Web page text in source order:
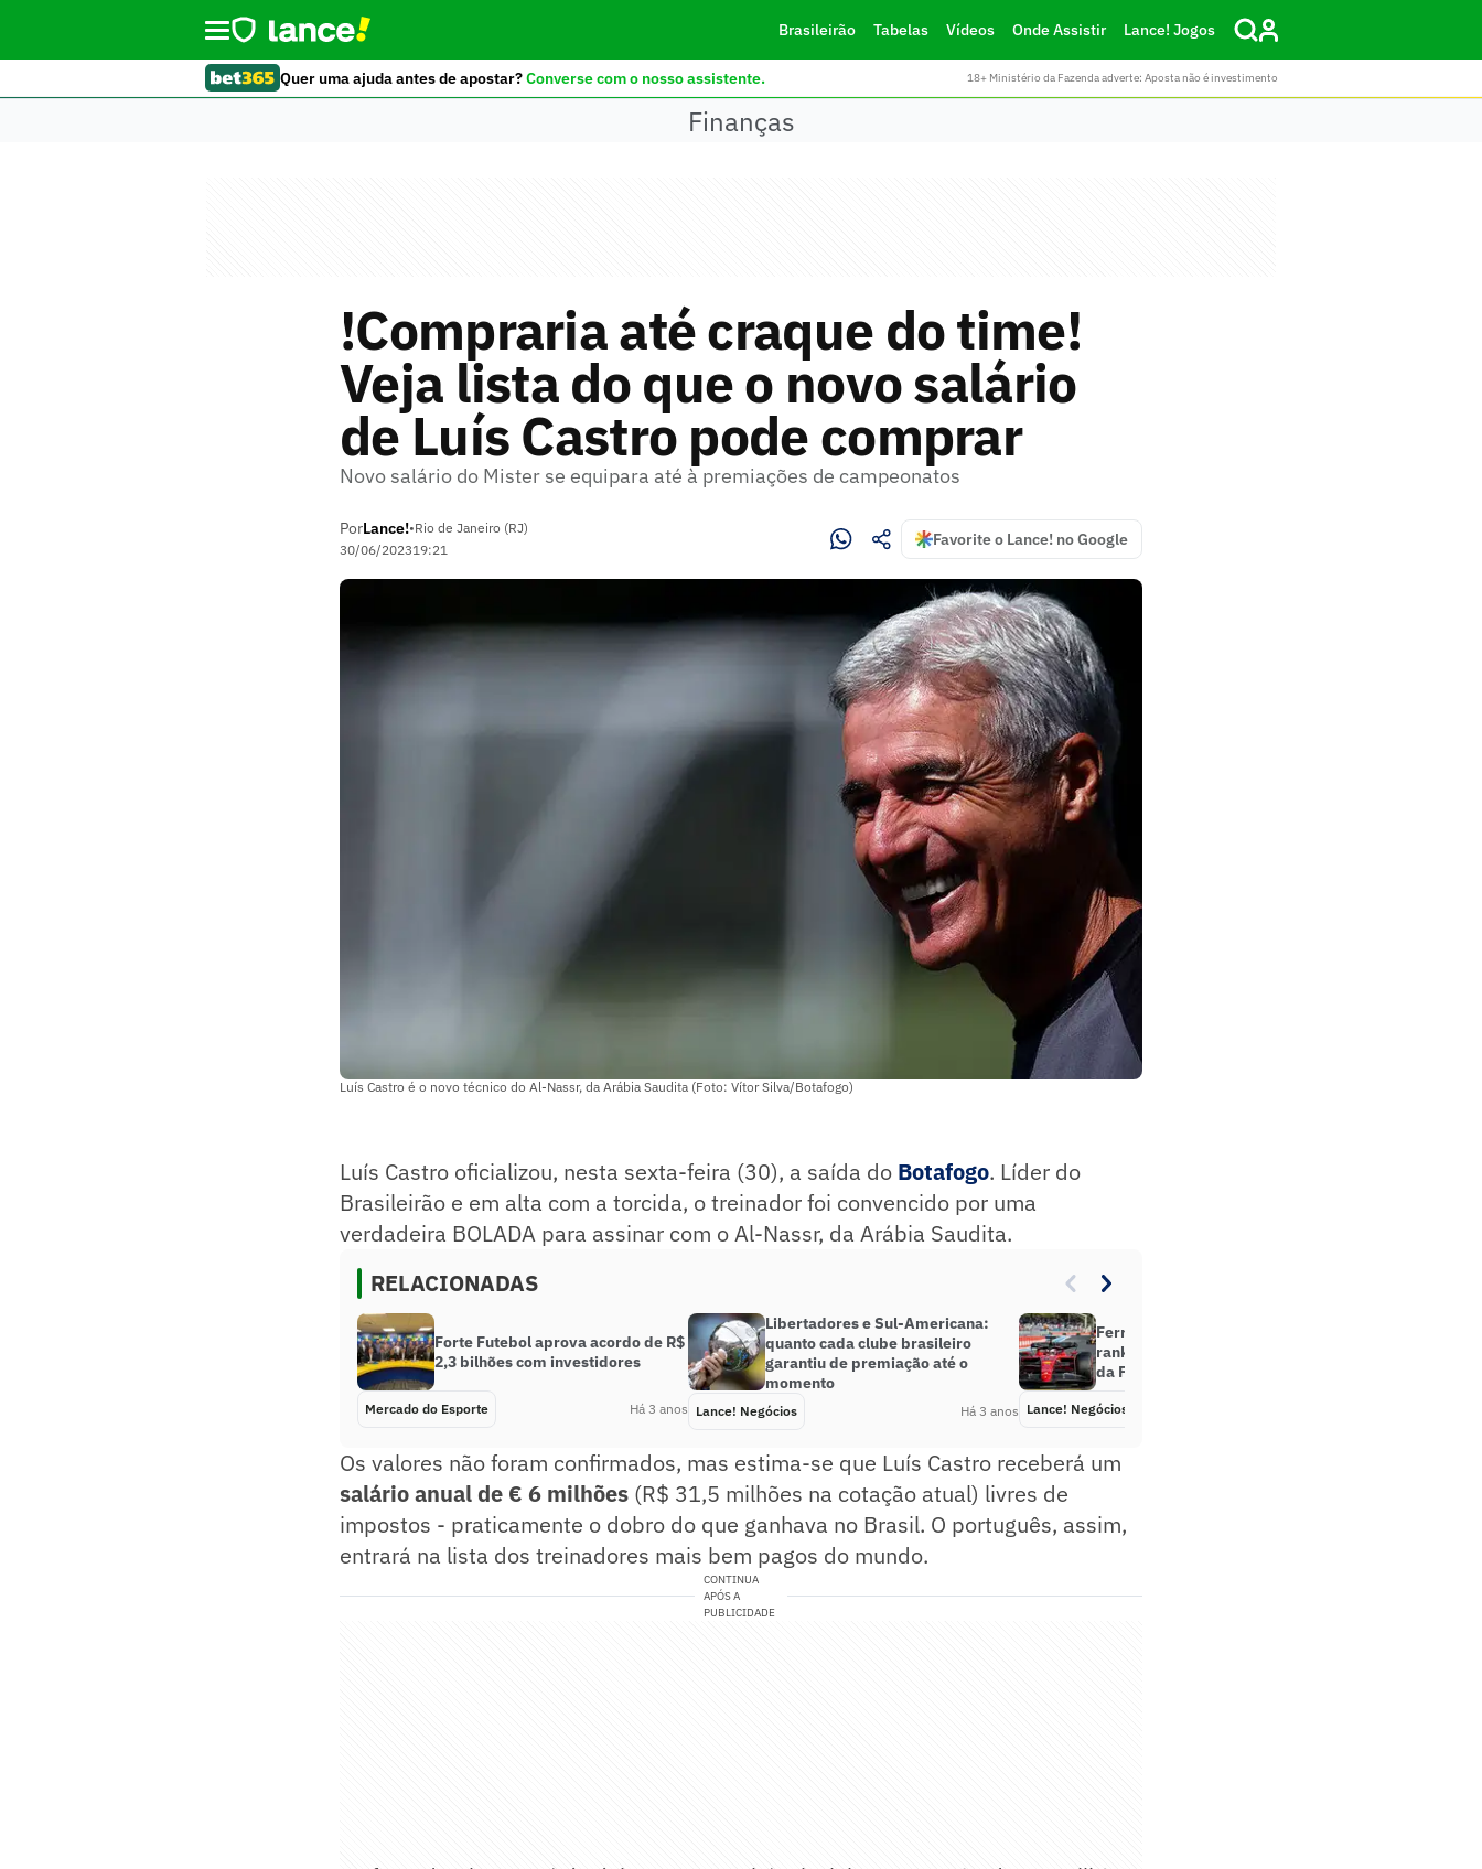
Brasileirão Tabelas Vídeos Onde Assistir Lance! Jogos
Quer uma ajuda antes de apostar?Converse com o nosso assistente. 18+ Ministério da Fazenda adverte: Aposta não é investimento
Finanças
!Compraria até craque do time!
Veja lista do que o novo salário
de Luís Castro pode comprar
Novo salário do Mister se equipara até à premiações de campeonatos
PorLance!•Rio de Janeiro (RJ)
30/06/202319:21
Favorite o Lance! no Google
Luís Castro é o novo técnico do Al-Nassr, da Arábia Saudita (Foto: Vítor Silva/Botafogo)
Luís Castro oficializou, nesta sexta-feira (30), a saída do Botafogo. Líder do
Brasileirão e em alta com a torcida, o treinador foi convencido por uma
verdadeira BOLADA para assinar com o Al-Nassr, da Arábia Saudita.
RELACIONADAS
Forte Futebol aprova acordo de R$
2,3 bilhões com investidores
Mercado do Esporte Há 3 anos
Libertadores e Sul-Americana:
quanto cada clube brasileiro
garantiu de premiação até o
momento
Lance! Negócios Há 3 anos
Ferrari na pole position! Confira
ranking das equipes mais valiosas
da Fórmula 1
Lance! Negócios
Os valores não foram confirmados, mas estima-se que Luís Castro receberá um
salário anual de € 6 milhões (R$ 31,5 milhões na cotação atual) livres de
impostos - praticamente o dobro do que ganhava no Brasil. O português, assim,
entrará na lista dos treinadores mais bem pagos do mundo.
CONTINUA
APÓS A
PUBLICIDADE